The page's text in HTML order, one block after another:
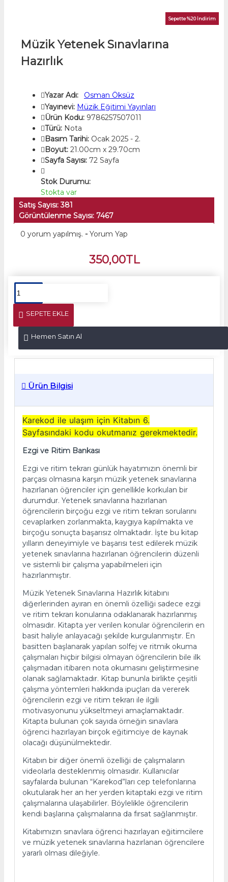
Sepette %20 İndirim
Müzik Yetenek Sınavlarına
Hazırlık
Yazar Adı:
Osman Öksüz
Yayınevi: Müzik Eğitimi Yayınları
Ürün Kodu: 9786257507011
Türü: Nota
Basım Tarihi: Ocak 2025 - 2.
Boyut: 21.00cm x 29.70cm
Sayfa Sayısı: 72 Sayfa
Stok Durumu:
Stokta var
Satış Sayısı: 381
Görüntülenme Sayısı: 7467
0 yorum yapılmış. - Yorum Yap
350,00TL
SEPETE EKLE
Hemen Satın Al
Ürün Bilgisi
Karekod ile ulaşım için Kitabın 6.
Sayfasındaki kodu okutmanız gerekmektedir.
Ezgi ve Ritim Bankası
Ezgi ve ritim tekrarı günlük hayatımızın önemli bir
parçası olmasına karşın müzik yetenek sınavlarına
hazırlanan öğrenciler için genellikle korkulan bir
durumdur. Yetenek sınavlarına hazırlanan
öğrencilerin birçoğu ezgi ve ritim tekrarı sorularını
cevaplarken zorlanmakta, kaygıya kapılmakta ve
birçoğu sonuçta başarısız olmaktadır. İşte bu kitap
yılların deneyimiyle ve başarısı test edilerek müzik
yetenek sınavlarına hazırlanan öğrencilerin düzenli
ve sistemli bir çalışma yapabilmeleri için
hazırlanmıştır.
Müzik Yetenek Sınavlarına Hazırlık kitabını
diğerlerinden ayıran en önemli özelliği sadece ezgi
ve ritim tekrarı konularına odaklanarak hazırlanmış
olmasıdır. Kitapta yer verilen konular öğrencilerin en
basit haliyle anlayacağı şekilde kurgulanmıştır. En
basitten başlanarak yapılan solfej ve ritmik okuma
çalışmaları hiçbir bilgisi olmayan öğrencilerin bile ilk
çalışmadan itibaren nota okumasını geliştirmesine
olanak sağlamaktadır. Kitap bununla birlikte çeşitli
çalışma yöntemleri hakkında ipuçları da vererek
öğrencilerin ezgi ve ritim tekrarı ile ilgili
motivasyonunu yükseltmeyi amaçlamaktadır.
Kitapta bulunan çok sayıda örneğin sınavlara
öğrenci hazırlayan birçok eğitimciye de kaynak
olacağı düşünülmektedir.
Kitabın bir diğer önemli özelliği de çalışmaların
videolarla desteklenmiş olmasıdır. Kullanıcılar
sayfalarda bulunan “Karekod”ları cep telefonlarına
okutularak her an her yerden kitaptaki ezgi ve ritim
çalışmalarına ulaşabilirler. Böylelikle öğrencilerin
kendi başlarına çalışmalarına da fırsat sağlanmıştır.
Kitabımızın sınavlara öğrenci hazırlayan eğitimcilere
ve müzik yetenek sınavlarına hazırlanan öğrencilere
yararlı olması dileğiyle.